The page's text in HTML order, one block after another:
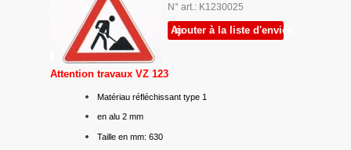
N° art.: K1230025
Ajouter à la liste d'envies
Attention travaux VZ 123
Matériau réfléchissant type 1
en alu 2 mm
Taille en mm: 630